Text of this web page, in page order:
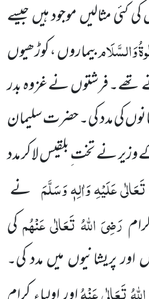
مثالیں موجود ہیں جیسے
وَالسَّلَامبیماروں ، کوڑھیوں
تھے۔ فرشتوں نے غزوہ بدر
کی مدد کی۔ حضرت سلیمان
نے تخت ِ بلقیس لا کر مدد
عَلَیْہِ وَاٰلِہٖ وَسَلَّمَ نے
رَضِیَ اللہُ تَعَالٰی عَنْہُمکی
اور پریشانیوں میں مدد کی۔